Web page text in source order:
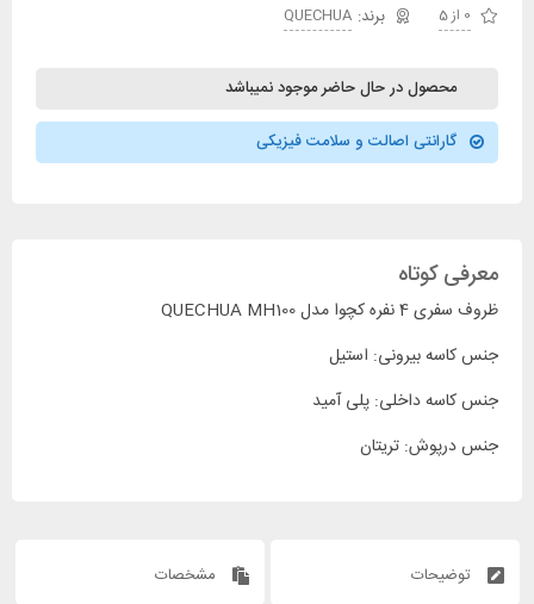
0 از 5
QUECHUA
محصول در حال حاضر موجود نمیباشد
گارانتی اصالت و سلامت فیزیکی
معرفی کوتاه
ظروف سفری 4 نفره کچوا مدل QUECHUA MH100
جنس کاسه بیرونی: استیل
جنس کاسه داخلی: پلی آمید
جنس درپوش: تریتان
توضیحات مشخصات